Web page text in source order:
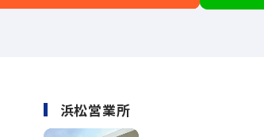
浜松営業所